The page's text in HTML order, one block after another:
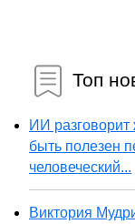
Топ
ИИ
быть полезен
человеческий...
Виктория